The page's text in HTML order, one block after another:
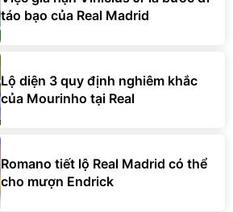
táo bạo của Real Madrid
Lộ diện 3 quy định nghiêm khắc
của Mourinho tại Real
Romano tiết lộ Real Madrid có thể
cho mượn Endrick